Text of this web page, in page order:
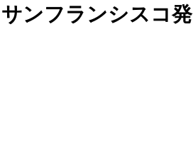
ンフランシスコ発